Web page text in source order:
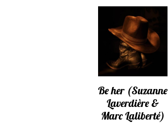
Be her (Suzanne
Laverdière &
Marc Laliberté)